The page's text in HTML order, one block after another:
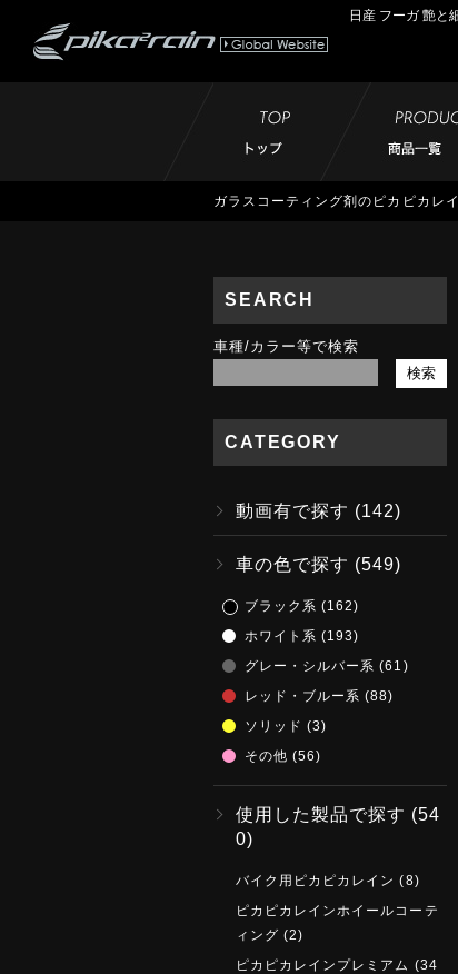
日産 フーガ 艶と
ガラスコーティング剤のピカピカレ
SEARCH
車種/カラー等で検索
CATEGORY
動画有で探す (142)
車の色で探す (549)
ブラック系 (162)
ホワイト系 (193)
グレー・シルバー系 (61)
レッド・ブルー系 (88)
ソリッド (3)
その他 (56)
使用した製品で探す (54
0)
バイク用ピカピカレイン (8)
ピカピカレインホイールコーテ
ィング (2)
ピカピカレインプレミアム (34